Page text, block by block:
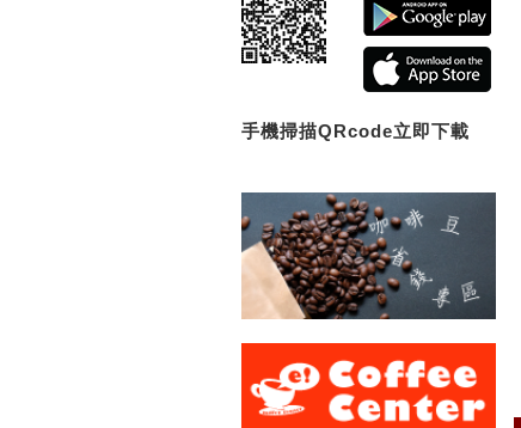
手機掃描QRcode立即下載